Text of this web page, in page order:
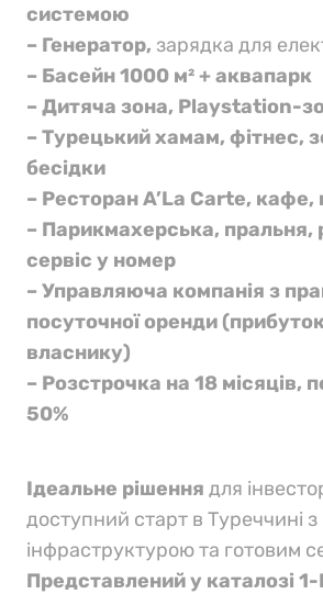
системою
– Генератор, зарядка для
– Басейн 1000 м² + аквапарк
– Дитяча зона, Playstation-
– Турецький хамам, фітнес,
бесідки
– Ресторан A’La Carte, кафе,
– Парикмахерська, пральня,
сервіс у номер
– Управляюча компанія з
посуточної оренди
власнику)
– Розстрочка на 18 місяців,
50%
Ідеальне рішення для
доступний старт в Туреччині
інфраструктурою та готовим
Представлений у каталозі 1-